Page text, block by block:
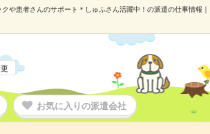
クや患者さんのサポート＊しゅふさん活躍中！の派遣の仕事情
お気に入りの派遣会社